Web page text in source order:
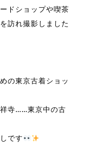
ドショップや喫茶
訪れ撮影しました
の東京古着ショッ
寺……東京中の古
です